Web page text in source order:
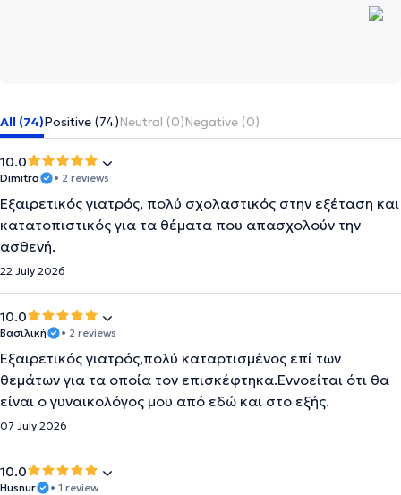
All (74)Positive (74)Neutral (0)Negative (0)
10.0
Dimitra • 2 reviews
Εξαιρετικός γιατρός, πολύ σχολαστικός στην εξέταση και
κατατοπιστικός για τα θέματα που απασχολούν την
ασθενή.
22 July 2026
10.0
Βασιλική • 2 reviews
Εξαιρετικός γιατρός,πολύ καταρτισμένος επί των
θεμάτων για τα οποία τον επισκέφτηκα.Εννοείται ότι θα
είναι ο γυναικολόγος μου από εδώ και στο εξής.
07 July 2026
10.0
Husnur • 1 review